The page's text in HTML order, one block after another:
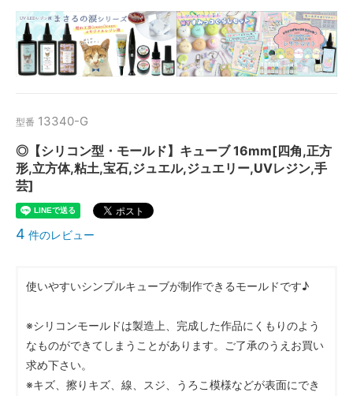
型番 13340-G
◎【シリコン型・モールド】キューブ 16mm[四角,正方
形,立方体,粘土,宝石,ジュエル,ジュエリー,UVレジン,手
芸]
4 件のレビュー
使いやすいシンプルキューブが制作できるモールドです♪
※シリコンモールドは製造上、完成した作品にくもりのよう
なものができてしまうことがあります。ご了承のうえお買い
求め下さい。
※キズ、擦りキズ、線、スジ、うろこ模様などが表面にでき